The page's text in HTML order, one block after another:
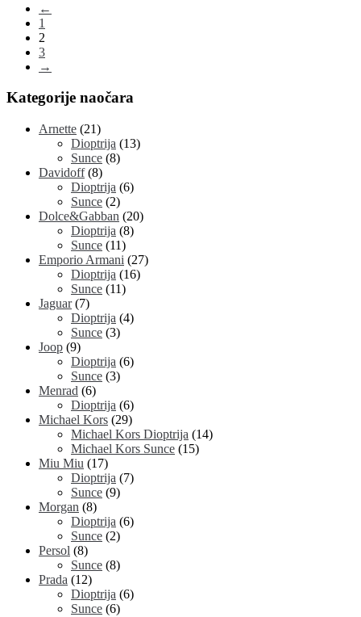
←
1
2
3
→
Kategorije naočara
Arnette (21)
Dioptrija (13)
Sunce (8)
Davidoff (8)
Dioptrija (6)
Sunce (2)
Dolce&Gabban (20)
Dioptrija (8)
Sunce (11)
Emporio Armani (27)
Dioptrija (16)
Sunce (11)
Jaguar (7)
Dioptrija (4)
Sunce (3)
Joop (9)
Dioptrija (6)
Sunce (3)
Menrad (6)
Dioptrija (6)
Michael Kors (29)
Michael Kors Dioptrija (14)
Michael Kors Sunce (15)
Miu Miu (17)
Dioptrija (7)
Sunce (9)
Morgan (8)
Dioptrija (6)
Sunce (2)
Persol (8)
Sunce (8)
Prada (12)
Dioptrija (6)
Sunce (6)